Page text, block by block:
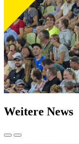
Weitere News